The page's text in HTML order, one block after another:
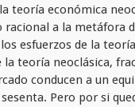
teoría económica
a la metáfora
esfuerzos de la
la teoría neoclásica,
conducen a un
Pero por si